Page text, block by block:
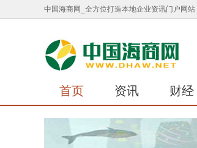
中国海商网_全方位打造本地企业资讯门户网站
首页 资讯 财经